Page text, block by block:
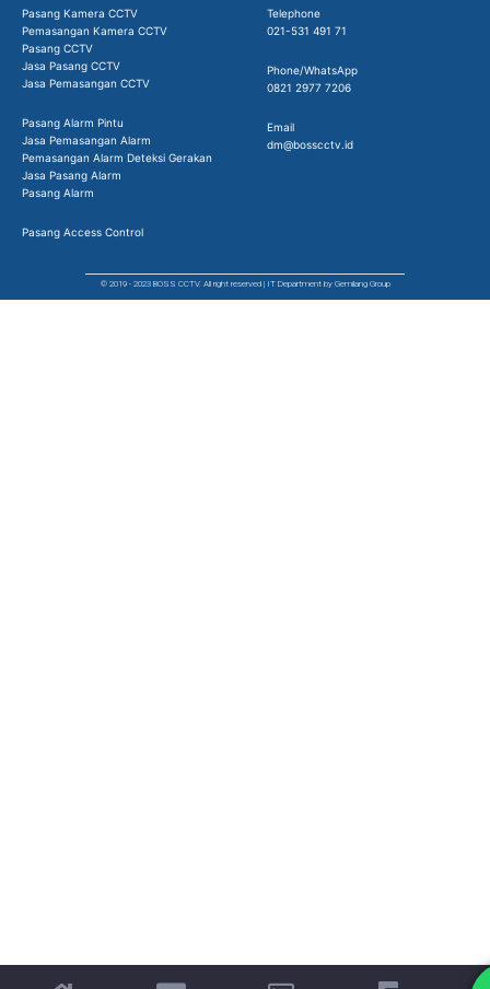
Pasang Kamera CCTV
Pemasangan Kamera CCTV
Pasang CCTV
Jasa Pasang CCTV
Jasa Pemasangan CCTV
Pasang Alarm Pintu
Jasa Pemasangan Alarm
Pemasangan Alarm Deteksi Gerakan
Jasa Pasang Alarm
Pasang Alarm
Pasang Access Control
Telephone
021-531 491 71
Phone/WhatsApp
0821 2977 7206
Email
dm@bosscctv.id
© 2019 - 2023 BOSS CCTV. All right reserved | IT Department by Gemilang Group